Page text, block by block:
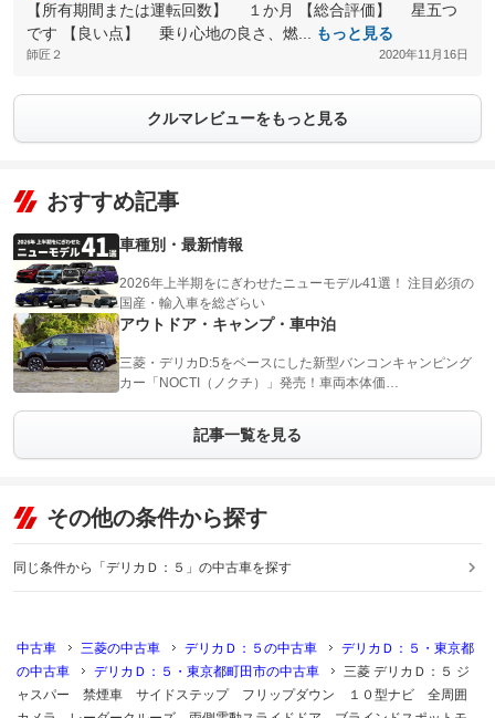
【所有期間または運転回数】 １か月 【総合評価】 星五つ
です 【良い点】 乗り心地の良さ、燃...
もっと見る
師匠２ 2020年11月16日
クルマレビューをもっと見る
おすすめ記事
車種別・最新情報
2026年上半期をにぎわせたニューモデル41選！ 注目必須の
国産・輸入車を総ざらい
アウトドア・キャンプ・車中泊
三菱・デリカD:5をベースにした新型バンコンキャンピング
カー「NOCTI（ノクチ）」発売！車両本体価…
記事一覧を見る
その他の条件から探す
同じ条件から「デリカＤ：５」の中古車を探す
中古車 三菱の中古車 デリカＤ：５の中古車
デリカＤ：５・東京都
の中古車
デリカＤ：５・東京都町田市の中古車
三菱 デリカＤ：５ ジ
ャスパー 禁煙車 サイドステップ フリップダウン １０型ナビ 全周囲